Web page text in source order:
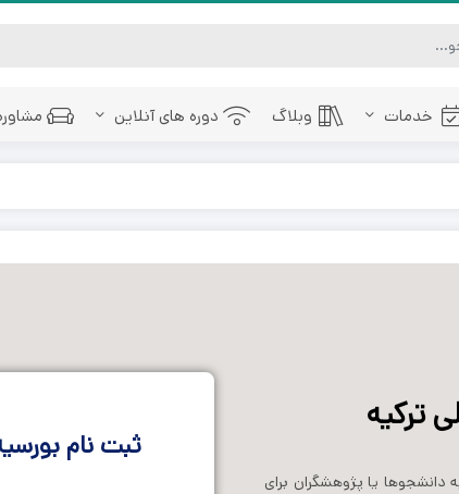
خدمات وبلاگ دوره های آنلاین
ترکیه
یا پژوهشگران برای
ثبت نام